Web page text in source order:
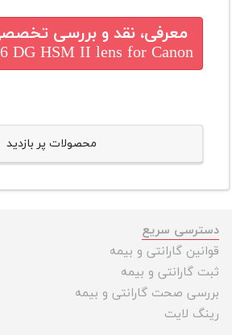
معرفی، نقد و بررسی
DG HSM II lens for Canon
محصولات پر بازدید
دسترسی سریع
قوانین گارانتی و بیمه
ثبت گارانتی و بیمه
بررسی صحت گارانتی و بیمه
رینگ لایت